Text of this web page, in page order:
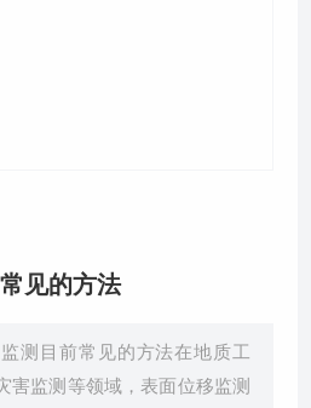
见的方法
测目前常见的方法在地质工
害监测等领域，表面位移监测